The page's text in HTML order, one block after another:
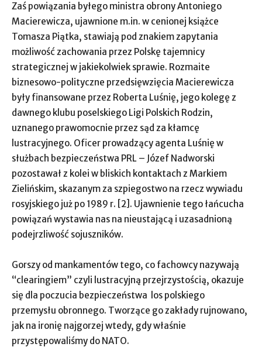
Zaś powiązania byłego ministra obrony Antoniego
Macierewicza, ujawnione m.in. w cenionej książce
Tomasza Piątka, stawiają pod znakiem zapytania
możliwość zachowania przez Polskę tajemnicy
strategicznej w jakiekolwiek sprawie. Rozmaite
biznesowo-polityczne przedsięwzięcia Macierewicza
były finansowane przez Roberta Luśnię, jego kolegę z
dawnego klubu poselskiego Ligi Polskich Rodzin,
uznanego prawomocnie przez sąd za kłamcę
lustracyjnego. Oficer prowadzący agenta Luśnię w
służbach bezpieczeństwa PRL – Józef Nadworski
pozostawał z kolei w bliskich kontaktach z Markiem
Zielińskim, skazanym za szpiegostwo na rzecz wywiadu
rosyjskiego już po 1989 r. [2]. Ujawnienie tego łańcucha
powiązań wystawia nas na nieustającą i uzasadnioną
podejrzliwość sojuszników.
Gorszy od mankamentów tego, co fachowcy nazywają
“clearingiem” czyli lustracyjną przejrzystością, okazuje
się dla poczucia bezpieczeństwa los polskiego
przemysłu obronnego. Tworzące go zakłady rujnowano,
jak na ironię najgorzej wtedy, gdy właśnie
przystępowaliśmy do NATO.